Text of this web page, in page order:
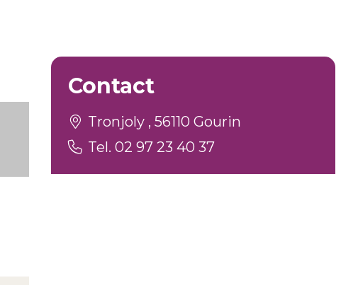
Contact
Tronjoly , 56110 Gourin
Tel. 02 97 23 40 37